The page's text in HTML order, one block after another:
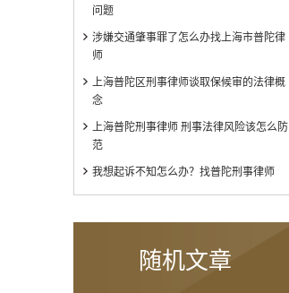
问题
涉嫌交通肇事罪了怎么办找上海市普陀律
师
上海普陀区刑事律师谈取保候审的法律概
念
上海普陀刑事律师 刑事法律风险该怎么防
范
我想起诉不知怎么办？找普陀刑事律师
随机文章